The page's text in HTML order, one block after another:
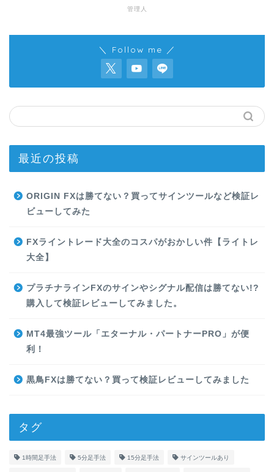
管理人
＼ Follow me ／
最近の投稿
ORIGIN FXは勝てない？買ってサインツールなど検証レ
ビューしてみた
FXライントレード大全のコスパがおかしい件【ライトレ
大全】
プラチナラインFXのサインやシグナル配信は勝てない!?
購入して検証レビューしてみました。
MT4最強ツール「エターナル・パートナーPRO」が便
利！
黒鳥FXは勝てない？買って検証レビューしてみました
タグ
1時間足手法 5分足手法 15分足手法 サインツールあり